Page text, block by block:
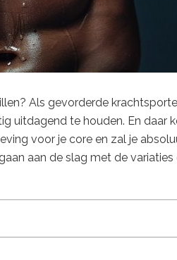
Als gevorderde
uitdagend te houden. En daar
voor je core en zal je
aan de slag met de variaties